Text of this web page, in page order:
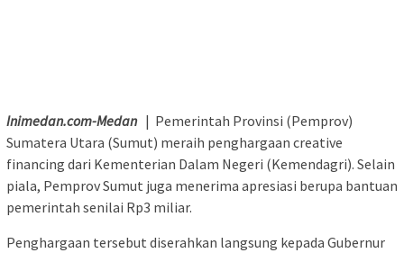
Inimedan.com-Medan | Pemerintah Provinsi (Pemprov)
Sumatera Utara (Sumut) meraih penghargaan creative
financing dari Kementerian Dalam Negeri (Kemendagri). Selain
piala, Pemprov Sumut juga menerima apresiasi berupa bantuan
pemerintah senilai Rp3 miliar.
Penghargaan tersebut diserahkan langsung kepada Gubernur